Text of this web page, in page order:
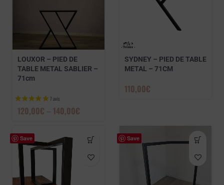
LOUXOR – PIED DE
TABLE METAL SABLIER –
71cm
120,00€ – 140,00€
SYDNEY – PIED DE TABLE
METAL – 71CM
110,00€
Save Save